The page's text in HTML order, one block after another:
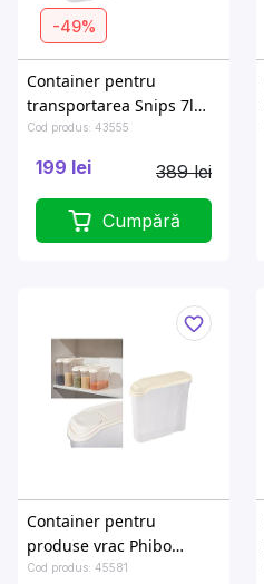
-49%
Container pentru
transportarea Snips 7l
43X27.5X11cm, 2
elemente frigorifice
Cod produs: 43555
199 lei 389 lei
Cumpără
Container pentru
produse vrac Phibo
EcoStyle 2l, 22cm, cu
Cod produs: 45581